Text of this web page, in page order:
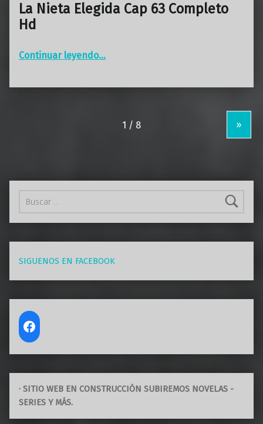
La Nieta Elegida Cap 63 Completo
Hd
Continuar leyendo“La Nieta Elegida Cap 63 Completo Hd”
…
»
SIGUENOS EN FACEBOOK
· SITIO WEB EN CONSTRUCCIÓN SUBIREMOS NOVELAS -
SERIES Y MÁS.